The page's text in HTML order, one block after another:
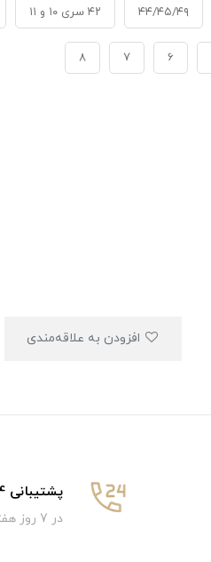
۴۴/۴۵/۴۹ ۴۲ سری ۱۰ و ۱۱
6
7
8
پشتیبانی 24 ساعته
در 7 روز هفته